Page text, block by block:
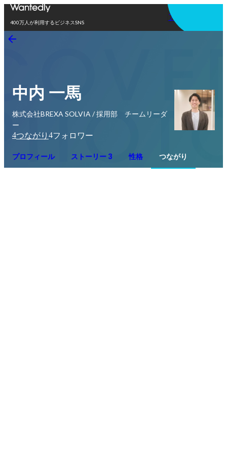
400万人が利用するビジネスSNS
アプリを使う
中内 一馬
株式会社BREXA SOLVIA / 採用部 チームリーダ
ー
4つながり 4フォロワー
プロフィール ストーリー 3 性格 つながり